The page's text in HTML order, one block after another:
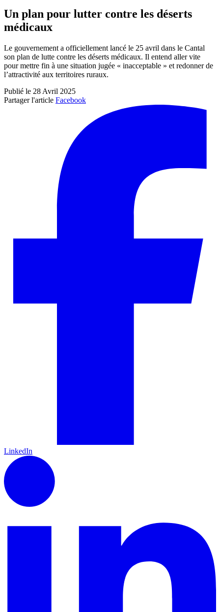
Un plan pour lutter contre les déserts
médicaux
Le gouvernement a officiellement lancé le 25 avril dans le Cantal
son plan de lutte contre les déserts médicaux. Il entend aller vite
pour mettre fin à une situation jugée « inacceptable » et redonner de
l’attractivité aux territoires ruraux.
Publié le 28 Avril 2025
Partager l'article Facebook
LinkedIn